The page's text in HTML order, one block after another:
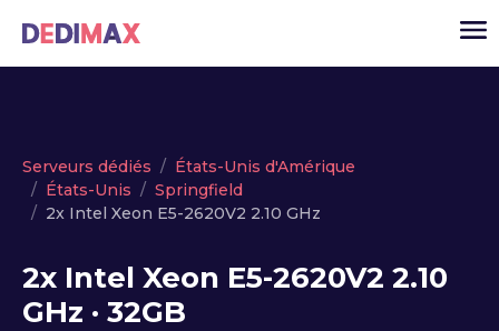
Cloud serveur
Solutions ▾
Serveurs dédiés
États-Unis d'Amérique
États-Unis
Springfield
2x Intel Xeon E5-2620V2 2.10 GHz
2x Intel Xeon E5-2620V2 2.10
GHz · 32GB